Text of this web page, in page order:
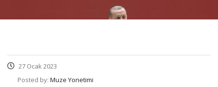
27 Ocak 2023
Posted by: Muze Yonetimi